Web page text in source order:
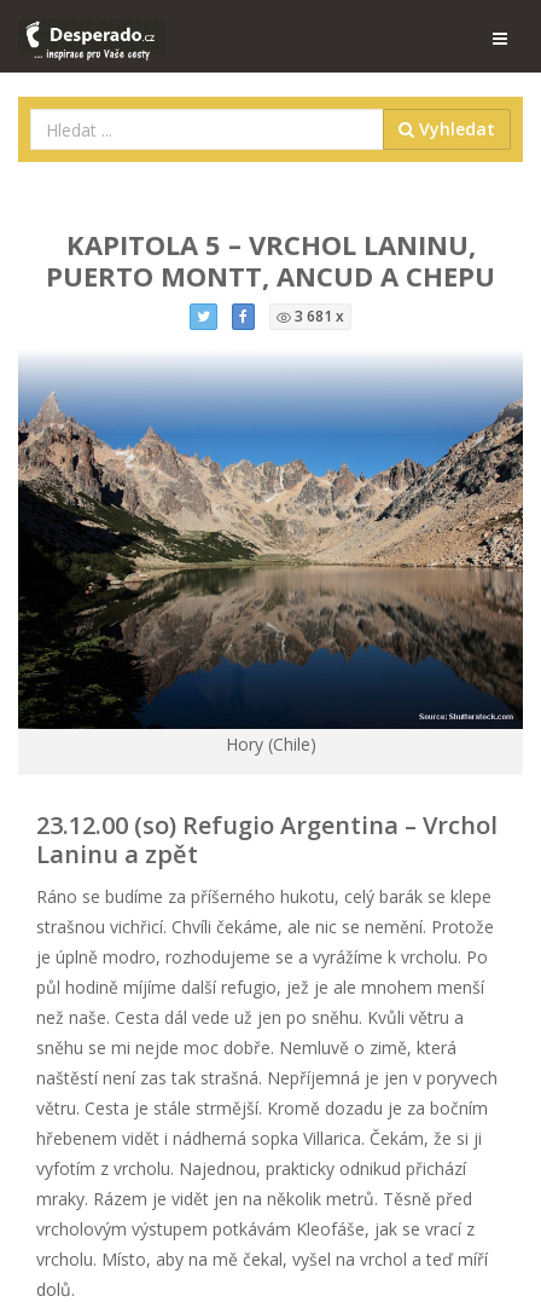
Vyhledat
KAPITOLA 5 – VRCHOL LANINU,
PUERTO MONTT, ANCUD A CHEPU
3 681 x
Hory (Chile)
23.12.00 (so) Refugio Argentina – Vrchol
Laninu a zpět
Ráno se budíme za příšerného hukotu, celý barák se klepe
strašnou vichřicí. Chvíli čekáme, ale nic se nemění. Protože
je úplně modro, rozhodujeme se a vyrážíme k vrcholu. Po
půl hodině míjíme další refugio, jež je ale mnohem menší
než naše. Cesta dál vede už jen po sněhu. Kvůli větru a
sněhu se mi nejde moc dobře. Nemluvě o zimě, která
naštěstí není zas tak strašná. Nepříjemná je jen v poryvech
větru. Cesta je stále strmější. Kromě dozadu je za bočním
hřebenem vidět i nádherná sopka Villarica. Čekám, že si ji
vyfotím z vrcholu. Najednou, prakticky odnikud přichází
mraky. Rázem je vidět jen na několik metrů. Těsně před
vrcholovým výstupem potkávám Kleofáše, jak se vrací z
vrcholu. Místo, aby na mě čekal, vyšel na vrchol a teď míří
dolů.